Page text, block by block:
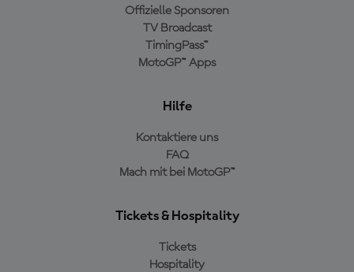
Offizielle Sponsoren
TV Broadcast
TimingPass™
MotoGP™ Apps
Hilfe
Kontaktiere uns
FAQ
Mach mit bei MotoGP™
Tickets & Hospitality
Tickets
Hospitality